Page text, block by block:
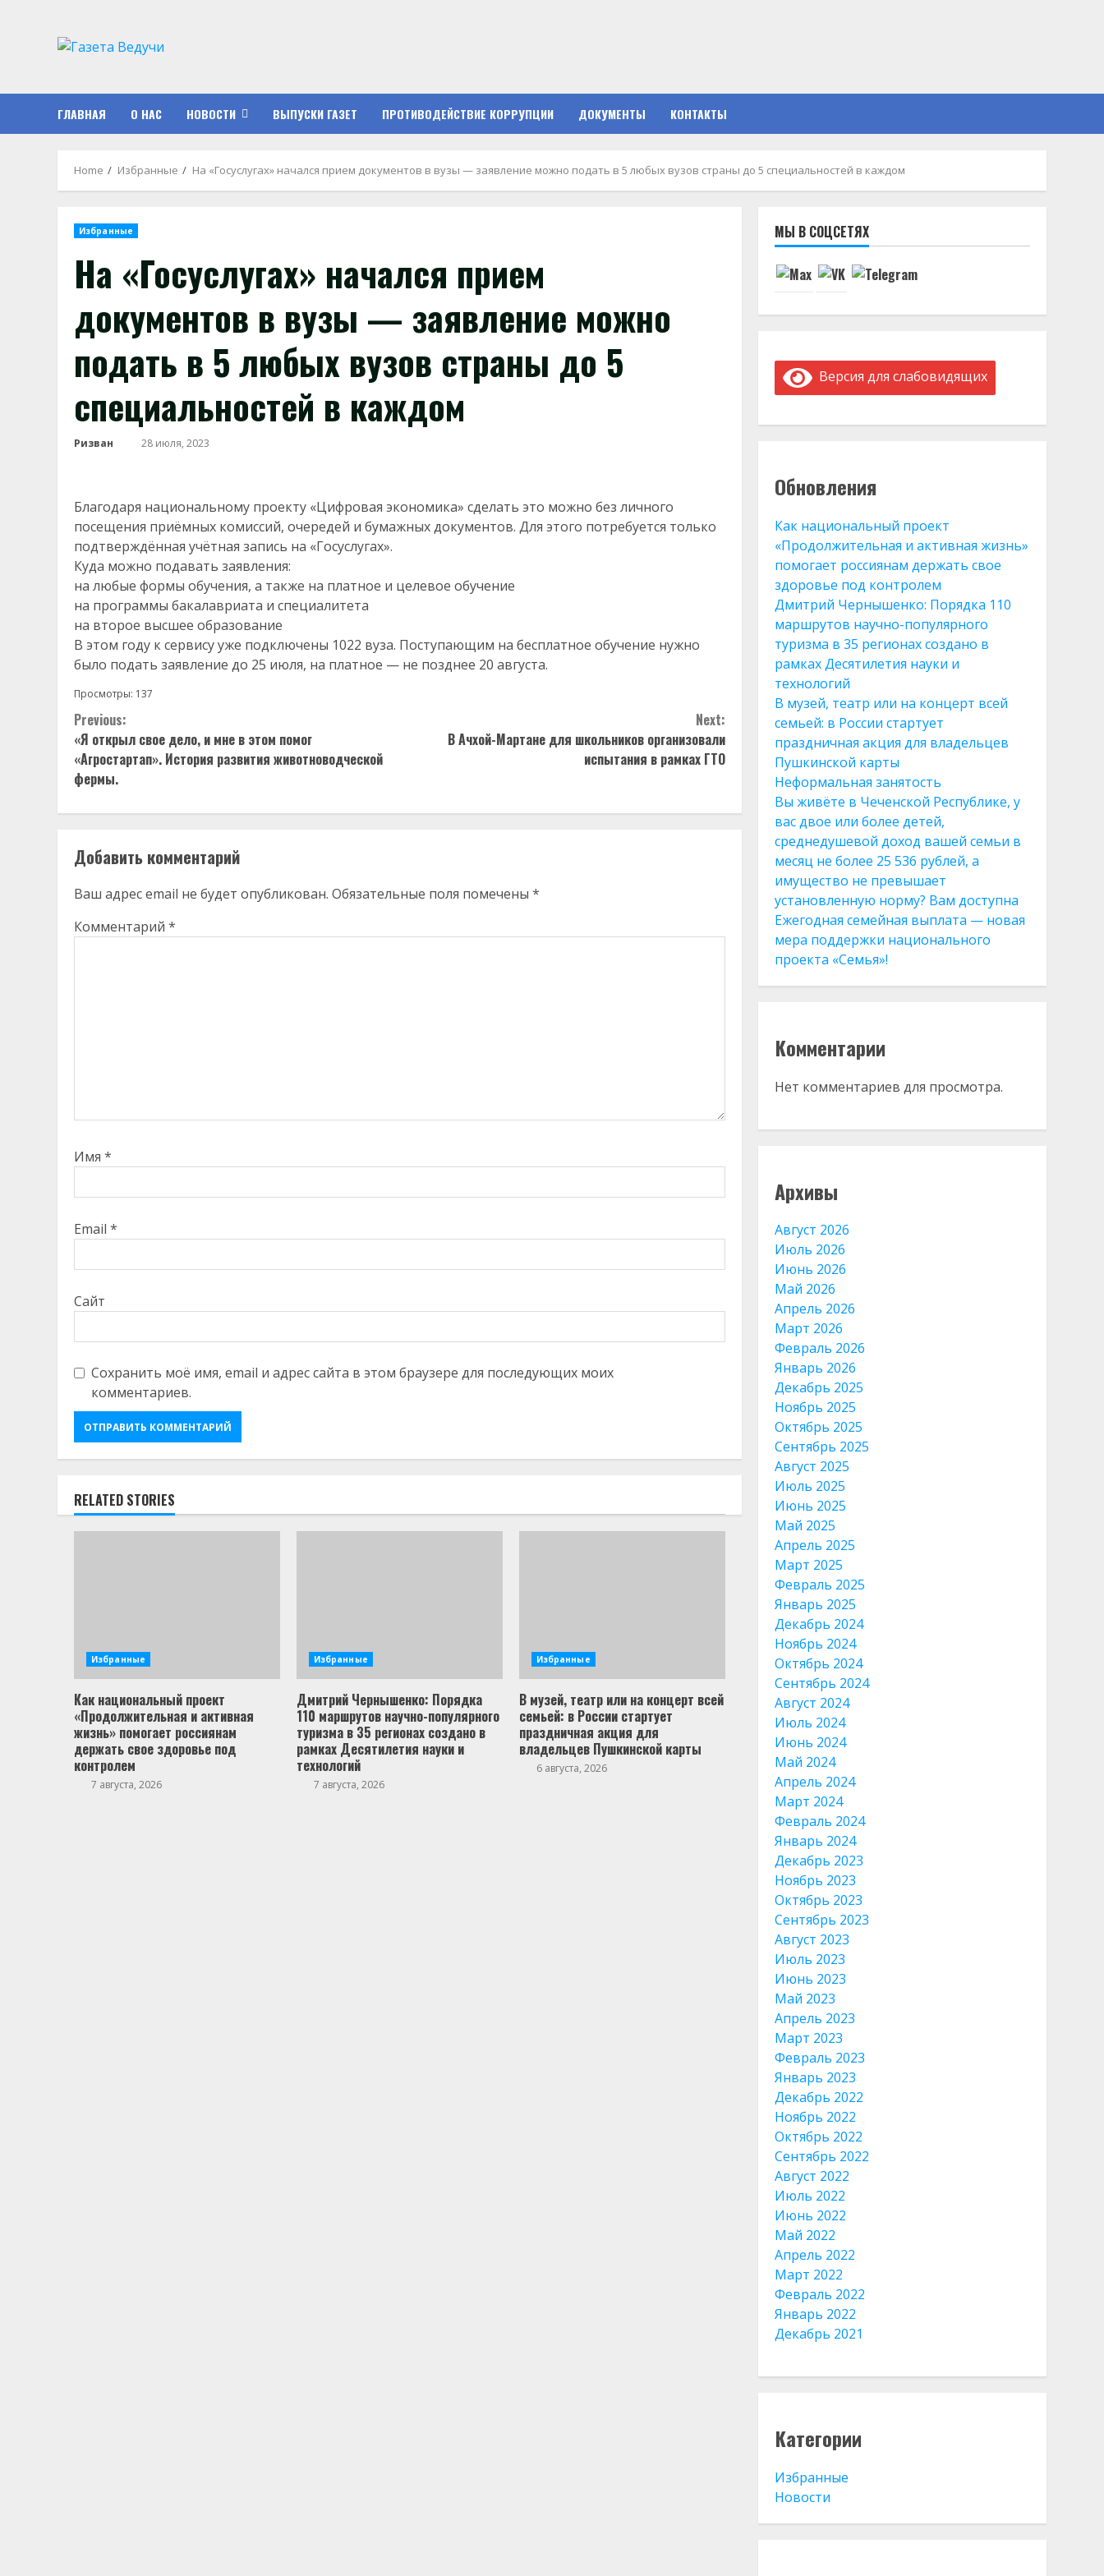
ГЛАВНАЯ О НАС НОВОСТИ ВЫПУСКИ ГАЗЕТ ПРОТИВОДЕЙСТВИЕ КОРРУПЦИИ ДОКУМЕНТЫ КОНТАКТЫ
Home Избранные На «Госуслугах» начался прием документов в вузы — заявление можно подать в 5 любых вузов страны до 5 специальностей в каждом
Избранные
На «Госуслугах» начался прием
документов в вузы — заявление можно
подать в 5 любых вузов страны до 5
специальностей в каждом
Ризван 28 июля, 2023
Благодаря национальному проекту «Цифровая экономика» сделать это можно без личного
посещения приёмных комиссий, очередей и бумажных документов. Для этого потребуется только
подтверждённая учётная запись на «Госуслугах».
Куда можно подавать заявления:
на любые формы обучения, а также на платное и целевое обучение
на программы бакалавриата и специалитета
на второе высшее образование
В этом году к сервису уже подключены 1022 вуза. Поступающим на бесплатное обучение нужно
было подать заявление до 25 июля, на платное — не позднее 20 августа.
Просмотры: 137
Continue
Reading
Previous:
«Я открыл свое дело, и мне в этом помог
«Агростартап». История развития животноводческой
фермы.
Next:
В Ачхой-Мартане для школьников организовали
испытания в рамках ГТО
Добавить комментарий
Ваш адрес email не будет опубликован. Обязательные поля помечены *
Комментарий *
Имя *
Email *
Сайт
Сохранить моё имя, email и адрес сайта в этом браузере для последующих моих
комментариев.
RELATED STORIES
Избранные
Как национальный проект
«Продолжительная и активная
жизнь» помогает россиянам
держать свое здоровье под
контролем
7 августа, 2026
Избранные
Дмитрий Чернышенко: Порядка
110 маршрутов научно-популярного
туризма в 35 регионах создано в
рамках Десятилетия науки и
технологий
7 августа, 2026
Избранные
В музей, театр или на концерт всей
семьей: в России стартует
праздничная акция для
владельцев Пушкинской карты
6 августа, 2026
МЫ В СОЦСЕТЯХ
Версия для слабовидящих
Обновления
Как национальный проект
«Продолжительная и активная жизнь»
помогает россиянам держать свое
здоровье под контролем
Дмитрий Чернышенко: Порядка 110
маршрутов научно-популярного
туризма в 35 регионах создано в
рамках Десятилетия науки и
технологий
В музей, театр или на концерт всей
семьей: в России стартует
праздничная акция для владельцев
Пушкинской карты
Неформальная занятость
Вы живёте в Чеченской Республике, у
вас двое или более детей,
среднедушевой доход вашей семьи в
месяц не более 25 536 рублей, а
имущество не превышает
установленную норму? Вам доступна
Ежегодная семейная выплата — новая
мера поддержки национального
проекта «Семья»!
Комментарии
Нет комментариев для просмотра.
Архивы
Август 2026
Июль 2026
Июнь 2026
Май 2026
Апрель 2026
Март 2026
Февраль 2026
Январь 2026
Декабрь 2025
Ноябрь 2025
Октябрь 2025
Сентябрь 2025
Август 2025
Июль 2025
Июнь 2025
Май 2025
Апрель 2025
Март 2025
Февраль 2025
Январь 2025
Декабрь 2024
Ноябрь 2024
Октябрь 2024
Сентябрь 2024
Август 2024
Июль 2024
Июнь 2024
Май 2024
Апрель 2024
Март 2024
Февраль 2024
Январь 2024
Декабрь 2023
Ноябрь 2023
Октябрь 2023
Сентябрь 2023
Август 2023
Июль 2023
Июнь 2023
Май 2023
Апрель 2023
Март 2023
Февраль 2023
Январь 2023
Декабрь 2022
Ноябрь 2022
Октябрь 2022
Сентябрь 2022
Август 2022
Июль 2022
Июнь 2022
Май 2022
Апрель 2022
Март 2022
Февраль 2022
Январь 2022
Декабрь 2021
Категории
Избранные
Новости